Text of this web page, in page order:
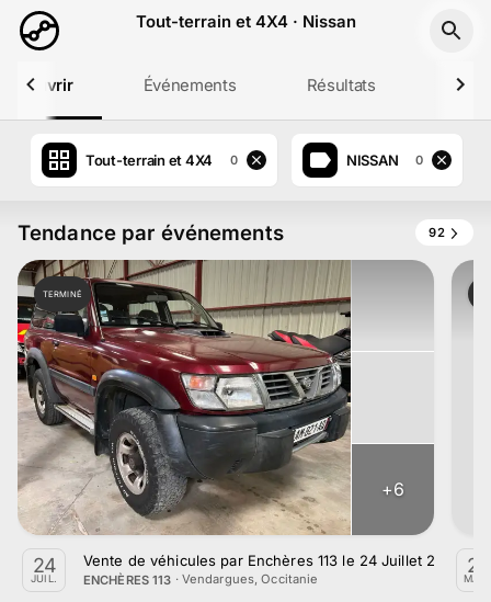
Aller au contenu principal
Tout-terrain et 4X4 · Nissan
Événements Résultats
Tout-terrain et 4X4 0 NISSAN 0
Tendance par événements 92
TERMINÉ
+6
24
JUIL.
Vente de véhicules par Enchères 113 le 24 Juillet 2026
ENCHÈRES 113 · Vendargues, Occitanie
22